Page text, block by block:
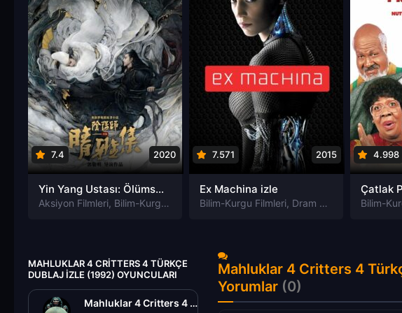
7.4 2020
Yin Yang Ustası: Ölümsüzlük Rüyası izle
Aksiyon Filmleri, Bilim-Kurgu Filmleri ,Dram Filmleri,Fantastik Filmleri Gizem
7.571 2015
Ex Machina izle
Bilim-Kurgu Filmleri, Dram Filmleri Gerilim
4.998
Bilim-
MAHLUKLAR 4 CRITTERS 4 TÜRKÇE
DUBLAJ IZLE (1992) OYUNCULARI
Mahluklar 4 Critters 4 Türkçe Dublaj izle (1992)
Mahluklar 4 Critters 4
Yorumlar (0)